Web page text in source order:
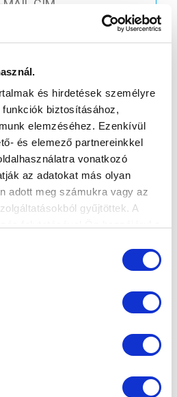
és hirdetések személyre
biztosításához,
elemzéséhez. Ezenkívül
és elemező partnereinkkel
vonatkozó
az adatokat más olyan
adott meg számukra vagy az
gyűjtöttek. A